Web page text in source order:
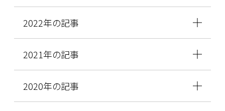
2022年の記事
2021年の記事
2020年の記事